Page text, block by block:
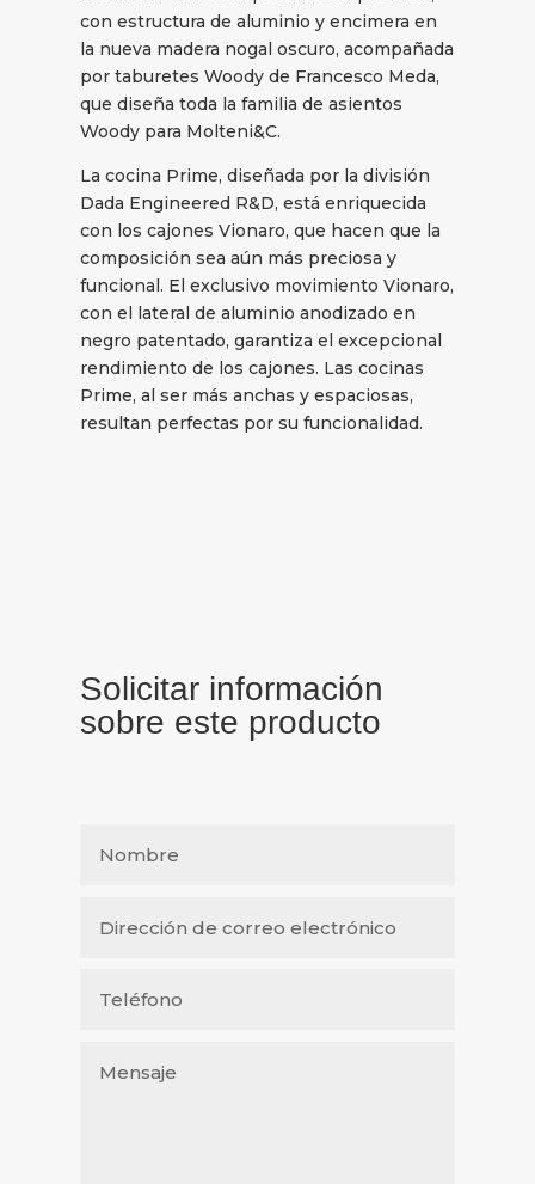
con estructura de aluminio y encimera en
la nueva madera nogal oscuro, acompañada
por taburetes Woody de Francesco Meda,
que diseña toda la familia de asientos
Woody para Molteni&C.
La cocina Prime, diseñada por la división
Dada Engineered R&D, está enriquecida
con los cajones Vionaro, que hacen que la
composición sea aún más preciosa y
funcional. El exclusivo movimiento Vionaro,
con el lateral de aluminio anodizado en
negro patentado, garantiza el excepcional
rendimiento de los cajones. Las cocinas
Prime, al ser más anchas y espaciosas,
resultan perfectas por su funcionalidad.
Solicitar información
sobre este producto